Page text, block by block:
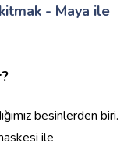
besinlerden biri.
ile